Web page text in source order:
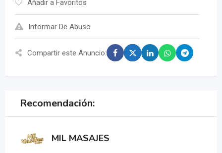
Añadir a Favoritos
Informar De Abuso
Compartir este Anuncio:
Recomendación:
MIL MASAJES